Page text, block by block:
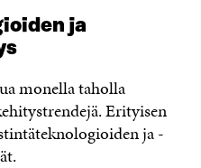
ja
monella taholla
Erityisen
ja -